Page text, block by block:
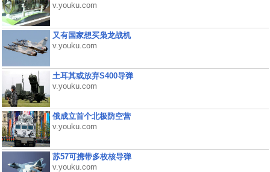
v.youku.com
又有国家想买枭龙战机
v.youku.com
土耳其或放弃S400导弹
v.youku.com
俄成立首个北极防空营
v.youku.com
苏57可携带多枚核导弹
v.youku.com